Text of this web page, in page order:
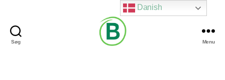
Søg Menu
Danish